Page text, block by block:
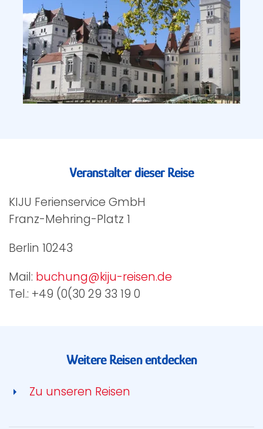
Veranstalter dieser Reise
KIJU Ferienservice GmbH
Franz-Mehring-Platz 1
Berlin 10243
Mail: buchung@kiju-reisen.de
Tel.: +49 (0(30 29 33 19 0
Weitere Reisen entdecken
Zu unseren Reisen